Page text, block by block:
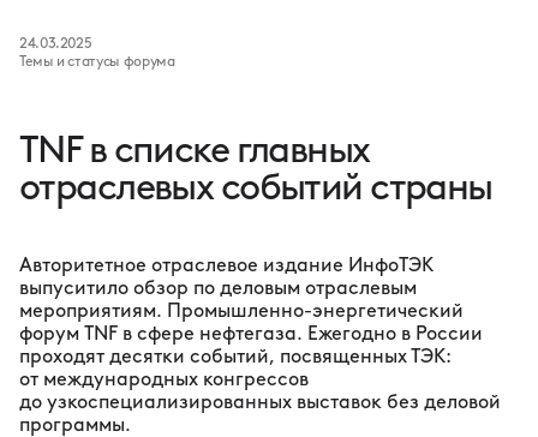
24.03.2025
Темы и статусы форума
TNF в списке главных
отраслевых событий страны
Авторитетное отраслевое издание ИнфоТЭК
выпуситило обзор по деловым отраслевым
мероприятиям. Промышленно-энергетический
форум TNF в сфере нефтегаза. Ежегодно в России
проходят десятки событий, посвященных ТЭК:
от международных конгрессов
до узкоспециализированных выставок без деловой
программы.